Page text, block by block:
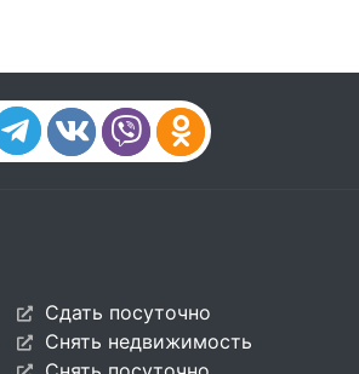
Сдать посуточно
Снять недвижимость